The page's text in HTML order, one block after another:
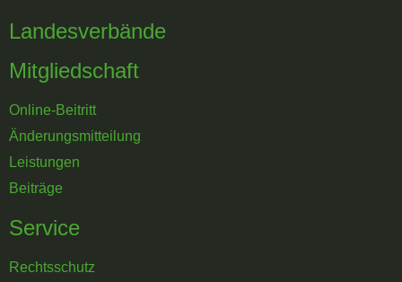
Landesverbände
Mitgliedschaft
Online-Beitritt
Änderungsmitteilung
Leistungen
Beiträge
Service
Rechtsschutz